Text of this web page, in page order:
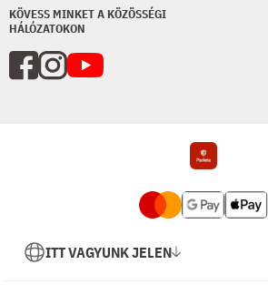
KÖVESS MINKET A KÖZÖSSÉGI
HÁLÓZATOKON
ITT VAGYUNK JELEN